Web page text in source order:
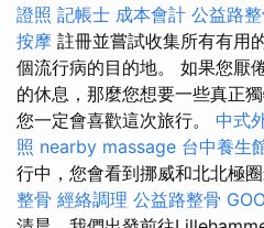
證照 記帳士 成本會計 公益路
按摩 註冊並嘗試收集所有有用
個流行病的目的地。 如果您厭
的休息，那麼您想要一些真正
您一定會喜歡這次旅行。 中式
照 nearby massage 台中養生
行中，您會看到挪威和北北極
整骨 經絡調理 公益路整骨